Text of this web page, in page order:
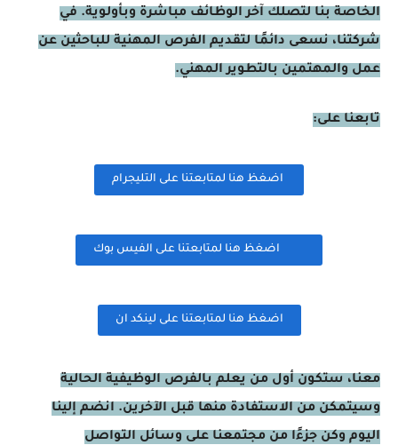
الخاصة بنا لتصلك آخر الوظائف مباشرة وبأولوية. في
شركتنا، نسعى دائمًا لتقديم الفرص المهنية للباحثين عن
عمل والمهتمين بالتطوير المهني.
تابعنا على:
اضغظ هنا لمتابعتنا على التليجرام
اضغظ هنا لمتابعتنا على الفيس بوك
اضغظ هنا لمتابعتنا على لينكد ان
معنا، ستكون أول من يعلم بالفرص الوظيفية الحالية
وسيتمكن من الاستفادة منها قبل الآخرين. انضم إلينا
اليوم وكن جزءًا من مجتمعنا على وسائل التواصل